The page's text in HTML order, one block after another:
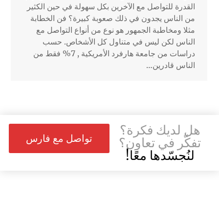
القدرة للتواصل مع الآخرين بكل سهولة في حين الكثير
من الناس يجدون في ذلك صعوبة كبيرة؟ فن الخطابة
مثلا ومخاطبة الجمهور هو نوع من أنواع التواصل مع
الناس لكن ليس في متناول كل الأشخاص. حسب
دراسات من جامعة هارفرد الأمريكية , 7% فقط من
الناس قادرين…
هل لديك فكرة؟
تفكّر في تعاون؟
لنُجسّدها معًا!
تواصل مع فارس